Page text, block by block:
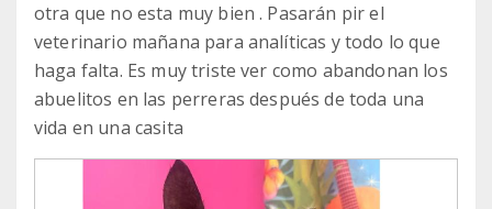
otra que no esta muy bien . Pasarán pir el
veterinario mañana para analíticas y todo lo que
haga falta. Es muy triste ver como abandonan los
abuelitos en las perreras después de toda una
vida en una casita